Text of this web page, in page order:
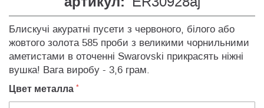
Блискучі акуратні пусети з червоного, білого або
жовтого золота 585 проби з великими чорнильними
аметистами в оточенні Swarovski прикрасять ніжні
вушка! Вага виробу - 3,6 грам.
Цвет металла